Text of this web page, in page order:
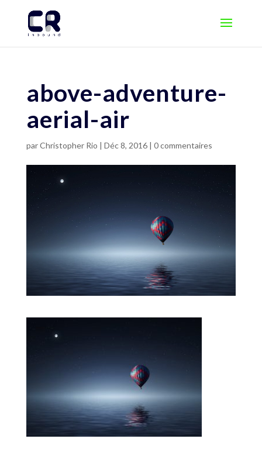
above-adventure-
aerial-air
parChristopher Rio | Déc 8, 2016| 0 commentaires